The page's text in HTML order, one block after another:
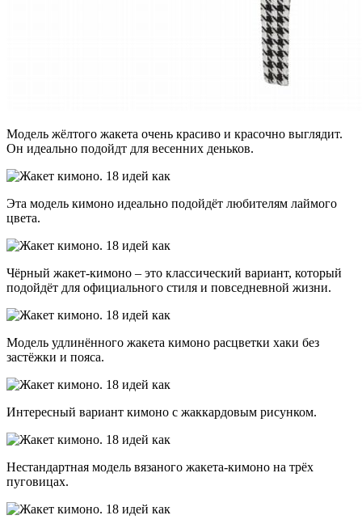
Модель жёлтого жакета очень красиво и красочно выглядит.
Он идеально подойдт для весенних деньков.
Эта модель кимоно идеально подойдёт любителям лаймого
цвета.
Чёрный жакет-кимоно – это классический вариант, который
подойдёт для официального стиля и повседневной жизни.
Модель удлинённого жакета кимоно расцветки хаки без
застёжки и пояса.
Интересный вариант кимоно с жаккардовым рисунком.
Нестандартная модель вязаного жакета-кимоно на трёх
пуговицах.